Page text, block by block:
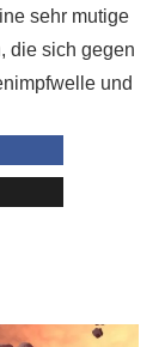
sehr mutige
die sich gegen
und